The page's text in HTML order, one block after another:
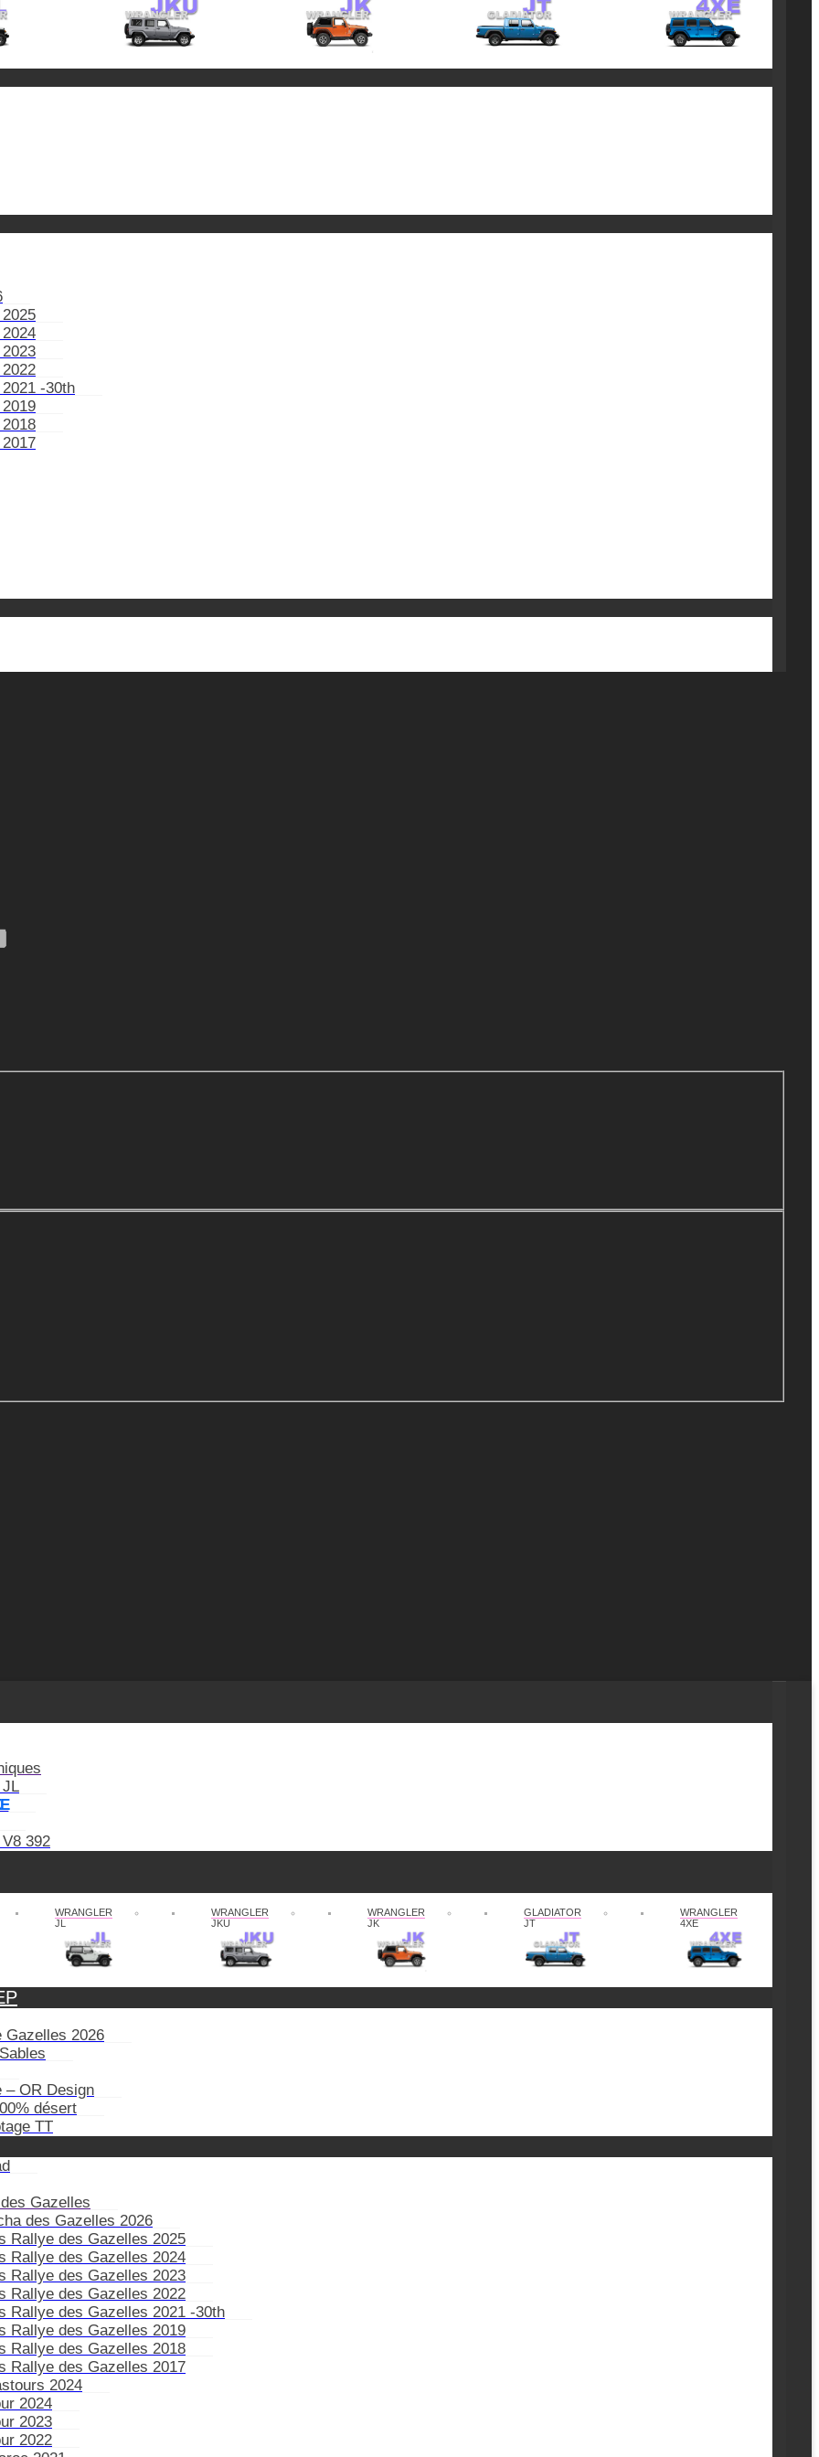
-30th
392
WRANGLER
JL
WRANGLER
JKU
WRANGLER
JK
GLADIATOR
JT
WRANGLER
4XE
Gazelles 2026
– OR Design
désert
TT
Gazelles
des Gazelles 2026
Rallye des Gazelles 2025
Rallye des Gazelles 2024
Rallye des Gazelles 2023
Rallye des Gazelles 2022
Rallye des Gazelles 2021 -30th
Rallye des Gazelles 2019
Rallye des Gazelles 2018
Rallye des Gazelles 2017
2024
2024
2023
2022